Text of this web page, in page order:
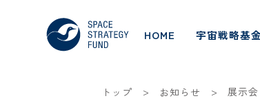
HOME 宇宙戦略基
トップ > お知らせ > 展示